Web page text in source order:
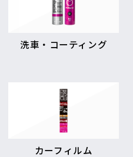
洗車・コーティング
カーフィルム